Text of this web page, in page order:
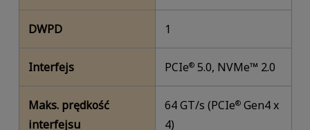
DWPD 1
Interfejs PCIe® 5.0, NVMe™ 2.0
Maks. prędkość
interfejsu
64 GT/s (PCIe® Gen4 x
4)